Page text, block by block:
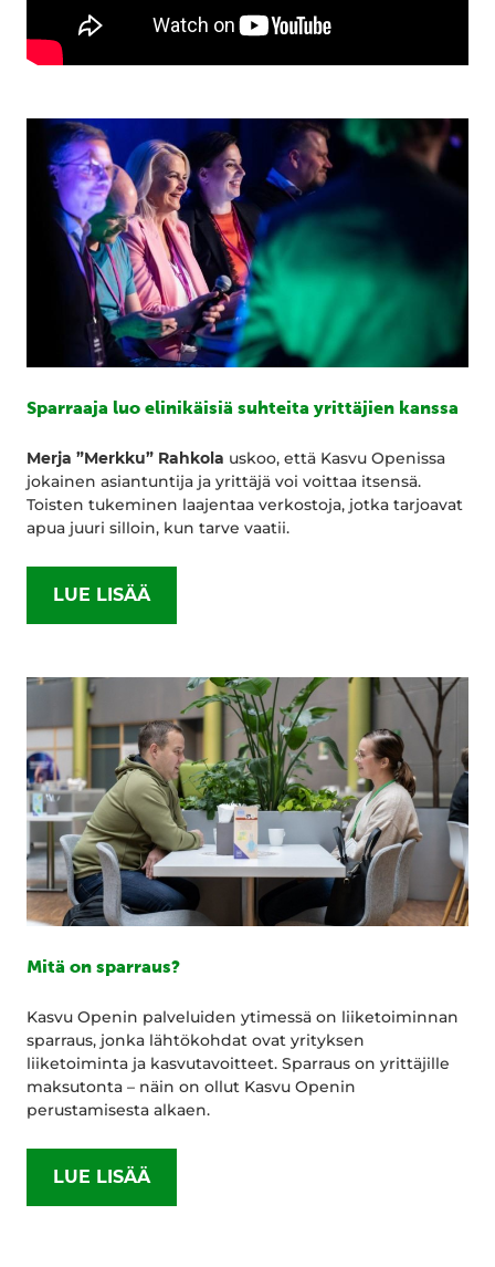
Sparraaja luo elinikäisiä suhteita yrittäjien kanssa
Merja ”Merkku” Rahkola uskoo, että Kasvu Openissa
jokainen asiantuntija ja yrittäjä voi voittaa itsensä.
Toisten tukeminen laajentaa verkostoja, jotka tarjoavat
apua juuri silloin, kun tarve vaatii.
LUE LISÄÄ
Mitä on sparraus?
Kasvu Openin palveluiden ytimessä on liiketoiminnan
sparraus, jonka lähtökohdat ovat yrityksen
liiketoiminta ja kasvutavoitteet. Sparraus on yrittäjille
maksutonta – näin on ollut Kasvu Openin
perustamisesta alkaen.
LUE LISÄÄ